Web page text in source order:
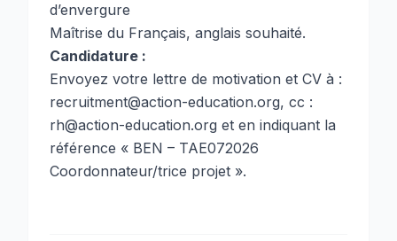
d’envergure
Maîtrise du Français, anglais souhaité.
Candidature :
Envoyez votre lettre de motivation et CV à :
recruitment@action-education.org, cc :
rh@action-education.org et en indiquant la
référence « BEN – TAE072026
Coordonnateur/trice projet ».